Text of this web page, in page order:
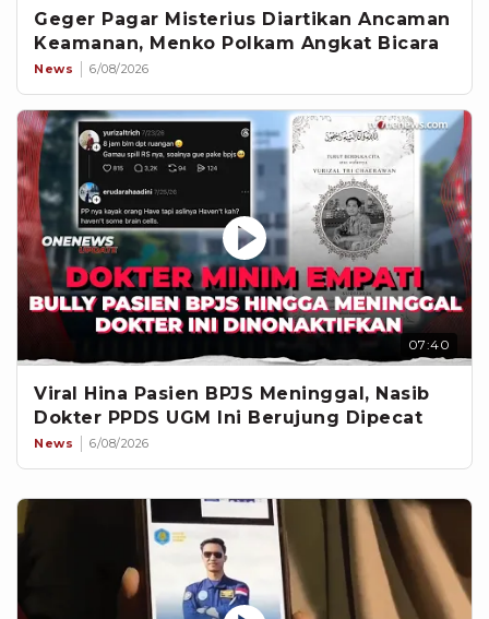
Geger Pagar Misterius Diartikan Ancaman
Keamanan, Menko Polkam Angkat Bicara
News 6/08/2026
07:40
Viral Hina Pasien BPJS Meninggal, Nasib
Dokter PPDS UGM Ini Berujung Dipecat
News 6/08/2026